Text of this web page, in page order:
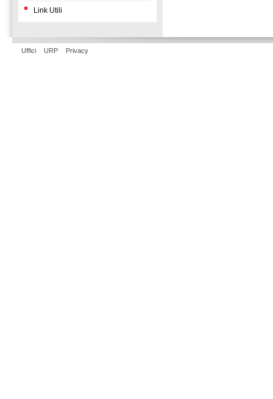
Link Utili
Uffici URP Privacy